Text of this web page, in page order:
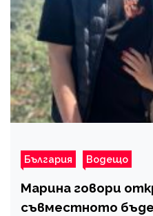
България Водещо
Марина говори
съвместното